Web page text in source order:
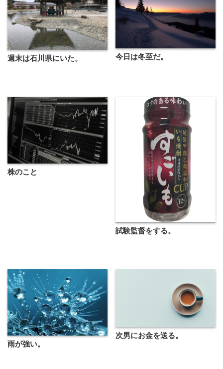
週末は石川県にいた。 今日は冬至だ。
株のこと
試験監督をする。
雨が強い。
次男にお金を送る。